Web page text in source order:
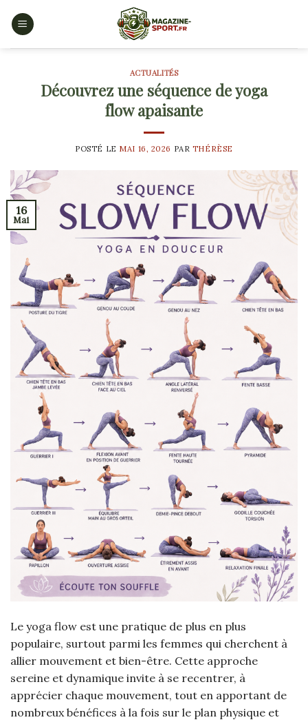
ACTUALITÉS
Découvrez une séquence de yoga
flow apaisante
POSTÉ LE MAI 16, 2026 PAR THÉRÈSE
16
Mai
Le yoga flow est une pratique de plus en plus
populaire, surtout parmi les femmes qui cherchent à
allier mouvement et bien-être. Cette approche
sereine et dynamique invite à se recentrer, à
apprécier chaque mouvement, tout en apportant de
nombreux bénéfices à la fois sur le plan physique et